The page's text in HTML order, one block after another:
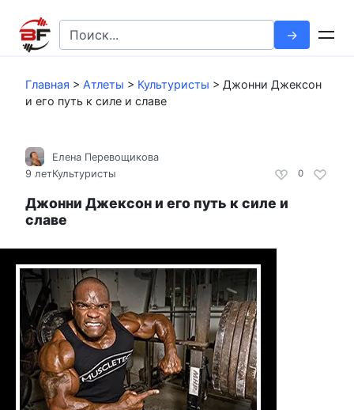
контенту
Search
for:
Главная > Атлеты > Культуристы > Джонни Джексон
и его путь к силе и славе
0
Елена Перевощикова
9 летКультуристы
Джонни Джексон и его путь к силе и
славе